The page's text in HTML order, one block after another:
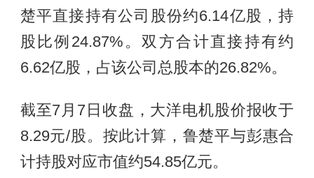
楚平直接持有公司股份约6.14亿股，持
股比例24.87%。双方合计直接持有约
6.62亿股，占该公司总股本的26.82%。
截至7月7日收盘，大洋电机股价报收于
8.29元/股。按此计算，鲁楚平与彭惠合
计持股对应市值约54.85亿元。